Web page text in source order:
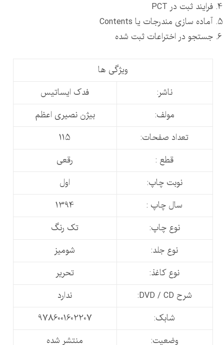
فرایند ثبت در PCT
آماده سازی مندرجات یا Contents
جستجو در اختراعات ثبت شده
ویژگی ها
ناشر:
فدک ایساتیس
مولف:
بیژن نصیری اعظم
تعداد صفحات:
115
قطع :
رقعی
نوبت چاپ:
اول
سال چاپ :
1394
نوع چاپ:
تک رنگ
نوع جلد:
شومیز
نوع کاغذ:
تحریر
شرح DVD / CD:
ندارد
شابک:
9786001602207
وضعیت:
منتشر شده